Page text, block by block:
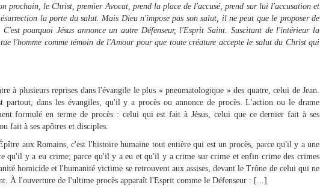
prochain, le Christ, premier Avocat, prend la place de l'accusé, prend sur lui l'accusation et
la porte du salut. Mais Dieu n'impose pas son salut, il ne peut que le proposer de
pourquoi Jésus annonce un autre Défenseur, l'Esprit Saint. Suscitant de l'intérieur la
l'homme comme témoin de l'Amour pour que toute créature accepte le salut du Christ qui
à plusieurs reprises dans l'évangile le plus « pneumatologique » des quatre, celui de Jean.
partout, dans les évangiles, qu'il y a procès ou annonce de procès. L'action ou le drame
formulé en terme de procès : celui qui est fait à Jésus, celui que ce dernier fait à ses
fait à ses apôtres et disciples.
aux Romains, c'est l'histoire humaine tout entière qui est un procès, parce qu'il y a une
qu'il y a eu crime; parce qu'il y a eu et qu'il y a crime sur crime et enfin crime des crimes
homicide et l'humanité victime se retrouvent aux assises, devant le Trône de celui qui ne
À l'ouverture de l'ultime procès apparaît l'Esprit comme le Défenseur : [...]